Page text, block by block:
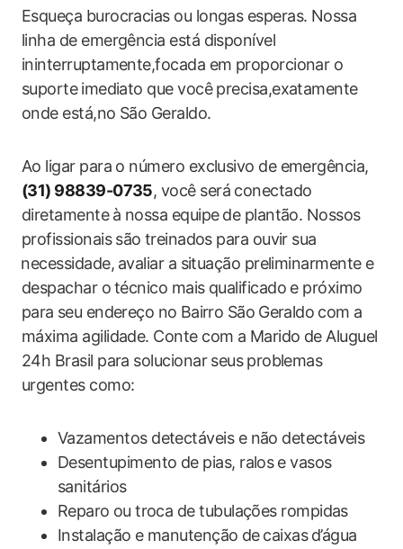
Esqueça burocracias ou longas‍ esperas. Nossa
linha‌ de emergência ‌está disponível
ininterruptamente,focada em proporcionar o
suporte ⁣imediato que você precisa,exatamente
onde está,no São Geraldo.
Ao ​ligar para o número exclusivo de emergência,
(31)​ 98839-0735, você ​será conectado‌
diretamente ⁤à ‍nossa equipe⁣ de plantão. Nossos
profissionais são ⁢treinados para ouvir sua
⁣necessidade, ⁢avaliar a situação preliminarmente e
‌despachar o⁣ técnico mais qualificado e próximo ​
para ⁢seu endereço no⁤ Bairro São ⁢Geraldo ⁤com⁣ a
máxima agilidade. Conte com a Marido de Aluguel
24h Brasil para solucionar seus⁢ problemas
urgentes como:
Vazamentos detectáveis e não detectáveis
Desentupimento​ de pias, ralos ⁢e vasos
‍sanitários
Reparo⁣ ou troca ‌de tubulações ‌rompidas
Instalação e manutenção⁣ de⁣ caixas ⁣d’água